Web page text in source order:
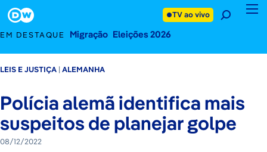
EM DESTAQUE Migração Eleições 2026
TV ao vivo
LEIS E JUSTIÇA ALEMANHA
Polícia alemã identifica mais
suspeitos de planejar golpe
08/12/2022
Footer